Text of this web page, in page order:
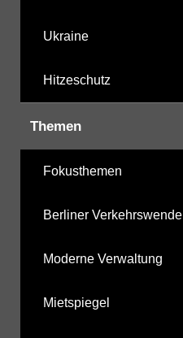
Ukraine
Hitzeschutz
Themen
Fokusthemen
Berliner Verkehrswende
Moderne Verwaltung
Mietspiegel